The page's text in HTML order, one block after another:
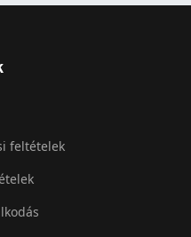
feltételek